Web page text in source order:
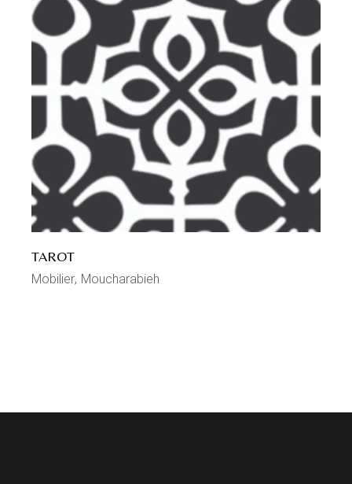
TAROT
Mobilier Moucharabieh